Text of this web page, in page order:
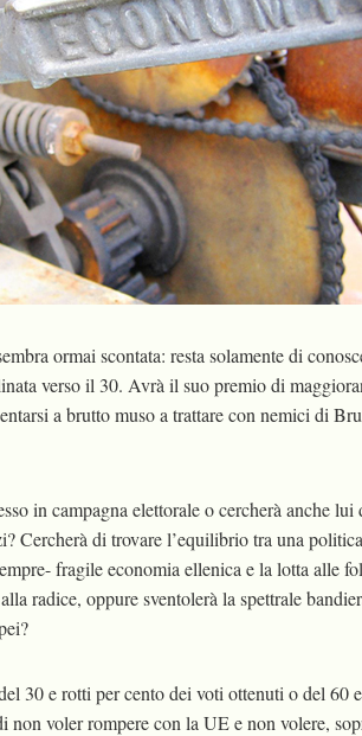
ormai scontata: resta solamente di
verso il 30. Avrà il suo premio di
a brutto muso a trattare con nemici di
in campagna elettorale o cercherà anche
Cercherà di trovare l’equilibrio tra una
fragile economia ellenica e la lotta alle
radice, oppure sventolerà la spettrale
30 e rotti per cento dei voti ottenuti o del 60
voler rompere con la UE e non volere,